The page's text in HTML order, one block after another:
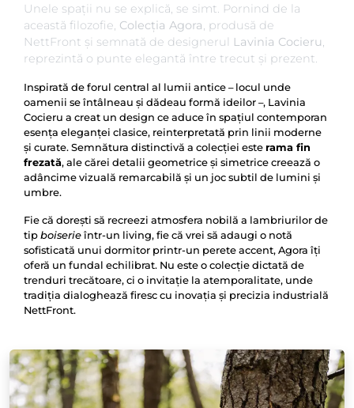
Unele spații nu se explică, se simt. Pornind de la
această filozofie, Colecția Agora , produsă de
NettFront și semnată de designerul Lavinia Cocieru
reprezintă o punte elegantă între trecut și prezent.
Inspirată de forul central al lumii antice – locul unde
oamenii se întâlneau și dădeau formă ideilor –, Lavinia
Cocieru a creat un design ce aduce în spațiul contemporan
esența eleganței clasice, reinterpretată prin linii moderne
și curate. Semnătura distinctivă a colecției este rama fin
frezată, ale cărei detalii geometrice și simetrice creează o
adâncime vizuală remarcabilă și un joc subtil de lumini și
umbre.
Fie că dorești să recreezi atmosfera nobilă a lambriurilor de
tip boiserie într-un living, fie că vrei să adaugi o notă
sofisticată unui dormitor printr-un perete accent, Agora îți
oferă un fundal echilibrat. Nu este o colecție dictată de
trenduri trecătoare, ci o invitație la atemporalitate, unde
tradiția dialoghează firesc cu inovația și precizia industrială
NettFront.